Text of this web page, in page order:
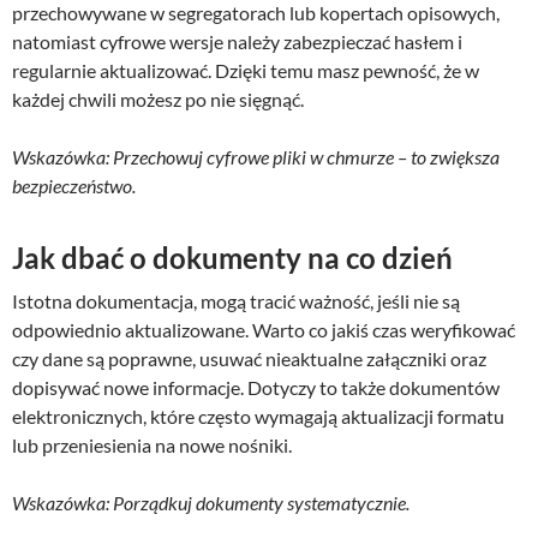
przechowywane w segregatorach lub kopertach opisowych,
natomiast cyfrowe wersje należy zabezpieczać hasłem i
regularnie aktualizować. Dzięki temu masz pewność, że w
każdej chwili możesz po nie sięgnąć.
Wskazówka: Przechowuj cyfrowe pliki w chmurze – to zwiększa
bezpieczeństwo.
Jak dbać o dokumenty na co dzień
Istotna dokumentacja, mogą tracić ważność, jeśli nie są
odpowiednio aktualizowane. Warto co jakiś czas weryfikować
czy dane są poprawne, usuwać nieaktualne załączniki oraz
dopisywać nowe informacje. Dotyczy to także dokumentów
elektronicznych, które często wymagają aktualizacji formatu
lub przeniesienia na nowe nośniki.
Wskazówka: Porządkuj dokumenty systematycznie.